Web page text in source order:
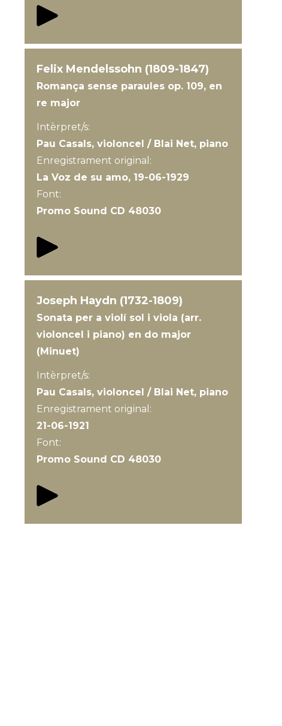
Felix Mendelssohn (1809-1847)
Romança sense paraules op. 109, en
re major
Intèrpret/s:
Pau Casals, violoncel / Blai Net, piano
Enregistrament original:
La Voz de su amo, 19-06-1929
Font:
Promo Sound CD 48030
Joseph Haydn (1732-1809)
Sonata per a violí sol i viola (arr.
violoncel i piano) en do major
(Minuet)
Intèrpret/s:
Pau Casals, violoncel / Blai Net, piano
Enregistrament original:
21-06-1921
Font:
Promo Sound CD 48030